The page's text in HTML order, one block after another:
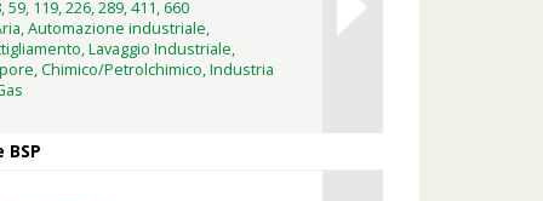
59, 119, 226, 289, 411, 660
Automazione industriale,
Lavaggio Industriale,
Chimico/Petrolchimico, Industria